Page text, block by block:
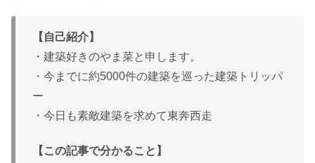
【自己紹介】
・建築好きのやま菜と申します。
・今までに約5000件の建築を巡った建築トリッパ
ー
・今日も素敵建築を求めて東奔西走
【この記事で分かること】